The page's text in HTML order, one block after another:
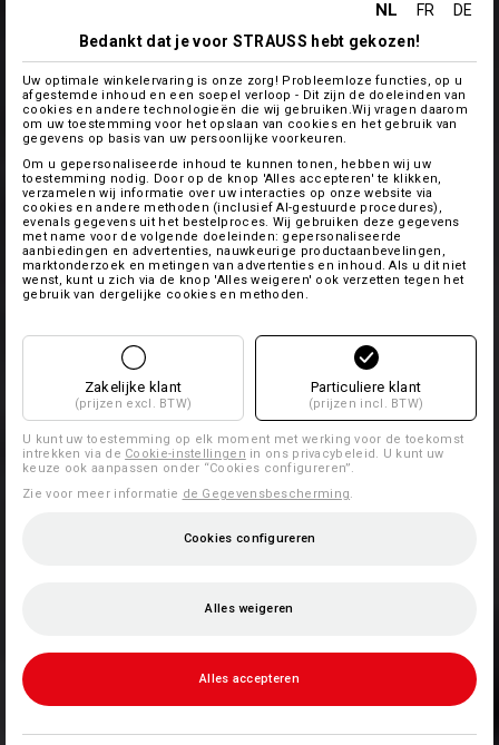
NL FR
DE
Bedankt dat je voor STRAUSS hebt gekozen!
Uw optimale winkelervaring is onze zorg! Probleemloze functies, op u
afgestemde inhoud en een soepel verloop - Dit zijn de doeleinden van
cookies en andere technologieën die wij gebruiken.Wij vragen daarom
om uw toestemming voor het opslaan van cookies en het gebruik van
gegevens op basis van uw persoonlijke voorkeuren.
Om u gepersonaliseerde inhoud te kunnen tonen, hebben wij uw
toestemming nodig. Door op de knop 'Alles accepteren' te klikken,
verzamelen wij informatie over uw interacties op onze website via
cookies en andere methoden (inclusief AI-gestuurde procedures),
evenals gegevens uit het bestelproces. Wij gebruiken deze gegevens
met name voor de volgende doeleinden: gepersonaliseerde
aanbiedingen en advertenties, nauwkeurige productaanbevelingen,
marktonderzoek en metingen van advertenties en inhoud. Als u dit niet
wenst, kunt u zich via de knop 'Alles weigeren' ook verzetten tegen het
gebruik van dergelijke cookies en methoden.
Zakelijke klant
(prijzen excl. BTW)
Particuliere klant
(prijzen incl. BTW)
U kunt uw toestemming op elk moment met werking voor de toekomst
intrekken via de Cookie-instellingen in ons privacybeleid. U kunt uw
keuze ook aanpassen onder “Cookies configureren”.
Zie voor meer informatie de Gegevensbescherming.
Cookies configureren
Alles weigeren
Alles accepteren